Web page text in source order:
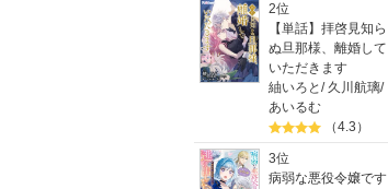
2位
【単話】拝啓見知ら
ぬ旦那様、離婚して
いただきます
紬いろと / 久川航璃/
あいるむ
（4.3）
3位
病弱な悪役令嬢です